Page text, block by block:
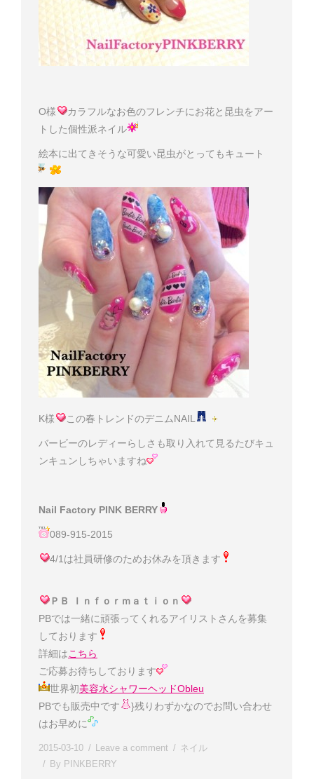
O様
カラフルなお色のフレンチにお花と昆虫をアー
トした個性派ネイル
絵本に出てきそうな可愛い昆虫がとってもキュート
K様 この春トレンドのデニムNAIL
バービーのレディーらしさも取り入れて見るたびキュ
ンキュンしちゃいますね
Nail Factory PINK BERRY
089-915-2015
4/1は社員研修のためお休みを頂きます
ＰＢ Ｉｎｆｏｒｍａｔｉｏｎ
PBでは一緒に頑張ってくれるアイリストさんを募集
しております
詳細はこちら
ご応募お待ちしております
世界初美容水シャワーヘッドObleu
PBでも販売中です
}残りわずかなのでお問い合わせ
はお早めに
2015-03-10 Leave a comment
ネイル
By PINKBERRY